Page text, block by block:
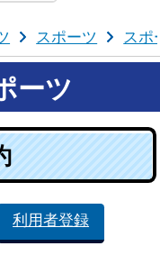
スポーツ スポ
ーツ
利用者登録